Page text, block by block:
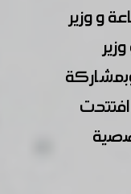
و وزير